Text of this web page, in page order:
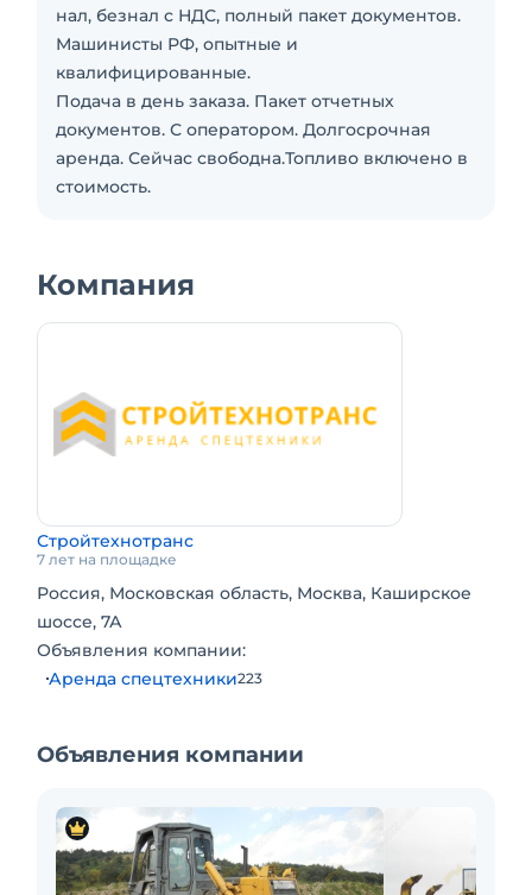
нал, безнал с НДС, полный пакет документов.
Машинисты РФ, опытные и
квалифицированные.
Подача в день заказа. Пакет отчетных
документов. С оператором. Долгосрочная
аренда. Сейчас свободна.Топливо включено в
стоимость.
Компания
Стройтехнотранс
7 лет на площадке
Россия, Московская область, Москва, Каширское
шоссе, 7А
Объявления компании:
Аренда спецтехники223
Объявления компании